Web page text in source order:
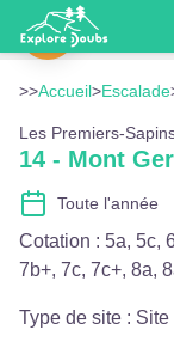
14 - Mont Germain
>>Accueil>Escalade
Les Premiers-
14 - Mont
Toute l'année
Cotation : 5a, 5c,
7b+, 7c, 7c+, 8a,
Type de site : Site